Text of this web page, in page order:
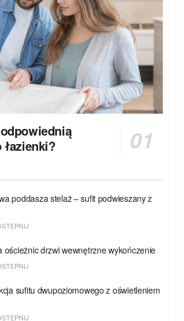
poddasza stelaż – sufit podwieszany z
ościeżnic drzwi wewnętrzne wykończenie
sufitu dwupoziomowego z oświetleniem